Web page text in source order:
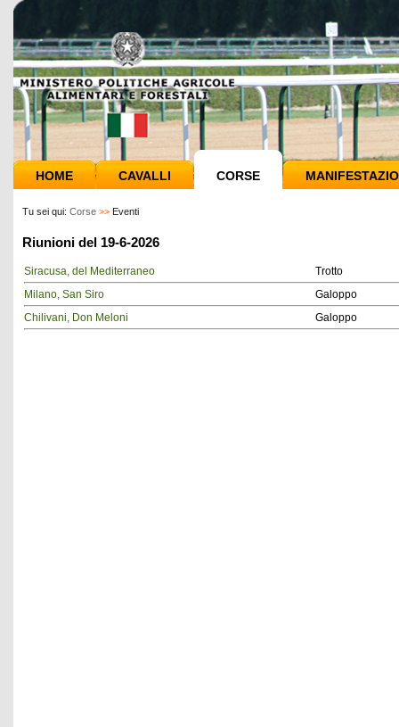
HOME CAVALLI CORSE
Tu sei qui: Corse >> Eventi
Riunioni del 19-6-2026
Siracusa, del Mediterraneo
Trotto
Milano, San Siro
Galoppo
Chilivani, Don Meloni
Galoppo